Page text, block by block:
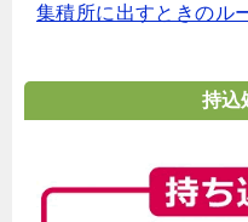
集積所に出すときのル
持込